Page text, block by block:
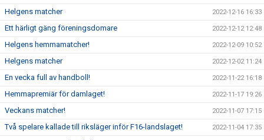
Helgens matcher 2022-12-16 16:33
Ett härligt gäng föreningsdomare 2022-12-12 12:48
Helgens hemmamatcher! 2022-12-09 10:52
Helgens matcher 2022-12-02 11:24
En vecka full av handboll! 2022-11-22 16:18
Hemmapremiär för damlaget! 2022-11-17 19:26
Veckans matcher! 2022-11-07 17:15
Två spelare kallade till riksläger inför F16-landslaget! 2022-11-04 17:35